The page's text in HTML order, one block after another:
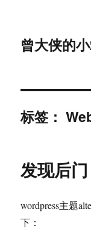
曾大侠的
标签：
发现后
wordpress主题
下：